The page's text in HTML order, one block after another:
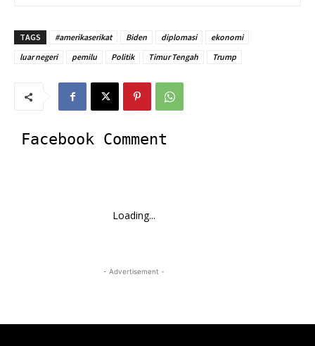
TAGS #amerikaserikat Biden diplomasi
ekonomi
luar negeri
pemilu Politik Timur Tengah Trump
Facebook Comment
Loading...
- Advertisement -